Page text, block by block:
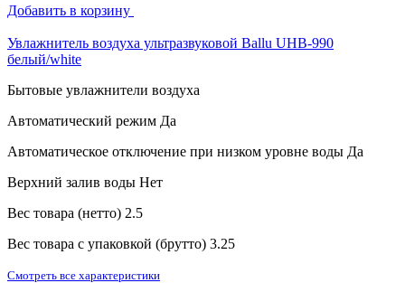
Добавить в корзину
Увлажнитель воздуха ультразвуковой Ballu UHB-990
белый/white
Бытовые увлажнители воздуха
Автоматический режим Да
Автоматическое отключение при низком уровне воды Да
Верхний залив воды Нет
Вес товара (нетто) 2.5
Вес товара с упаковкой (брутто) 3.25
Смотреть все характеристики